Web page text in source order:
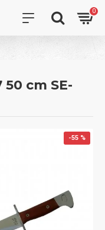
0
cm SE-
-55 %